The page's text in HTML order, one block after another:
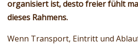
organisiert ist, desto freier fühlt
dieses Rahmens.
Wenn Transport, Eintritt und